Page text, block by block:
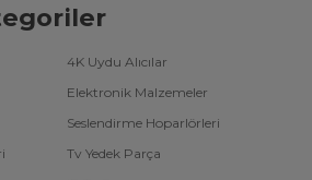
4K Uydu Alıcılar
Elektronik Malzemeler
Seslendirme Hoparlörleri
Tv Yedek Parça